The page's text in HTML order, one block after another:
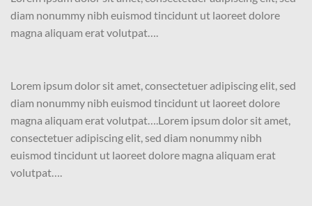
diam nonummy nibh euismod tincidunt ut laoreet dolore
magna aliquam erat volutpat….
Lorem ipsum dolor sit amet, consectetuer adipiscing elit, sed
diam nonummy nibh euismod tincidunt ut laoreet dolore
magna aliquam erat volutpat….Lorem ipsum dolor sit amet,
consectetuer adipiscing elit, sed diam nonummy nibh
euismod tincidunt ut laoreet dolore magna aliquam erat
volutpat….